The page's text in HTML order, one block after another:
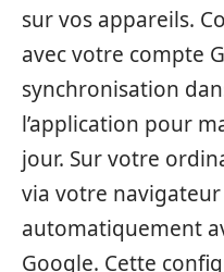
sur vos appareils.
avec votre compte
synchronisation
l’application pour
jour. Sur votre
via votre
automatiquement
Google. Cette